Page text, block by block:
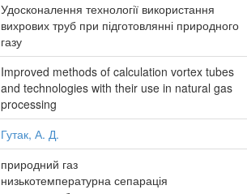
Удосконалення технології використання
вихрових труб при підготовлянні природного
газу
Improved methods of calculation vortex tubes
and technologies with their use in natural gas
processing
Гутак, А. Д.
природний газ
низькотемпературна сепарація